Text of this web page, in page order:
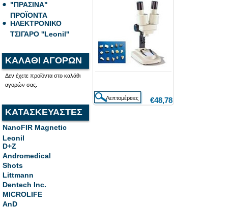
"ΠΡΑΣΙΝΑ"
ΠΡΟΪΟΝΤΑ
ΗΛΕΚΤΡΟΝΙΚΟ
ΤΣΙΓΑΡΟ ''Leonil''
ΚΑΛΑΘΙ ΑΓΟΡΩΝ
Δεν έχετε προϊόντα στο καλάθι
αγορών σας.
ΚΑΤΑΣΚΕΥΑΣΤΕΣ
NanoFIR Magnetic
Leonil
D+Z
Andromedical
Shots
Littmann
Dentech Inc.
MICROLIFE
AnD
€48,78